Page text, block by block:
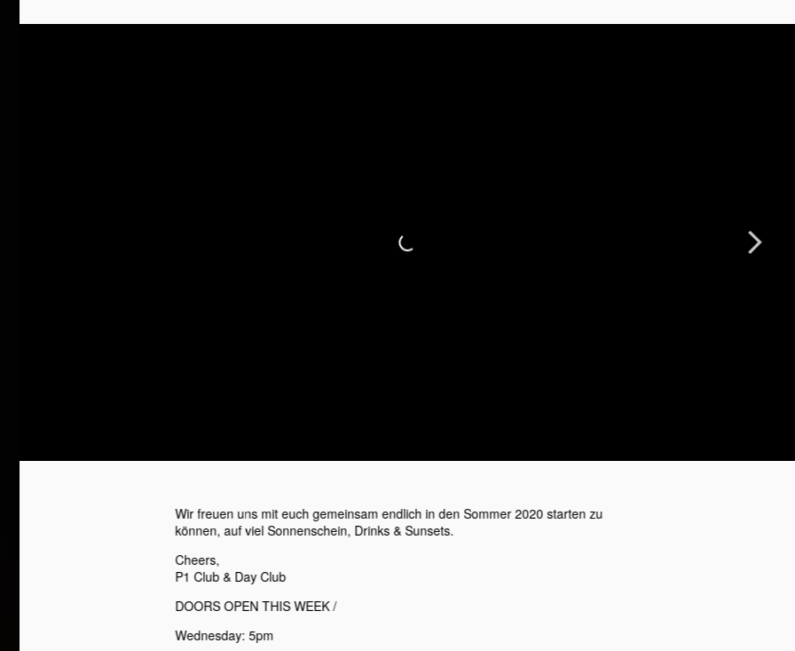
Wir freuen uns mit euch gemeinsam endlich in den Sommer 2020 starten zu
können, auf viel Sonnenschein, Drinks & Sunsets.
Cheers,
P1 Club & Day Club
DOORS OPEN THIS WEEK /
Wednesday: 5pm